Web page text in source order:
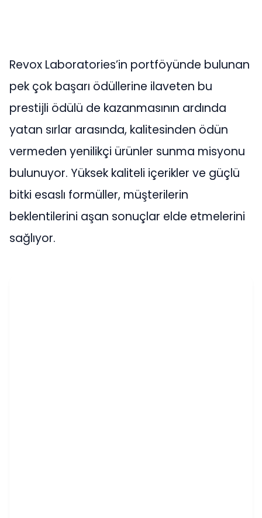
Revox Laboratories’in portföyünde bulunan
pek çok başarı ödüllerine ilaveten bu
prestijli ödülü de kazanmasının ardında
yatan sırlar arasında, kalitesinden ödün
vermeden yenilikçi ürünler sunma misyonu
bulunuyor. Yüksek kaliteli içerikler ve güçlü
bitki esaslı formüller, müşterilerin
beklentilerini aşan sonuçlar elde etmelerini
sağlıyor.